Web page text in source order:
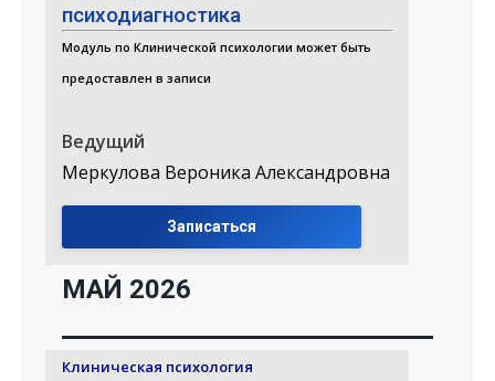
психодиагностика
Модуль по Клинической психологии может быть
предоставлен в записи
Ведущий
Меркулова Вероника Александровна
Записаться
МАЙ 2026
Клиническая психология